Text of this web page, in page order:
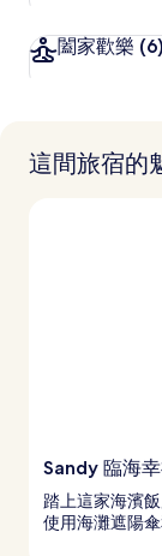
闔家歡樂 (6)
這間旅宿的
Sandy 臨海
踏上這家海濱
使用海灘遮陽